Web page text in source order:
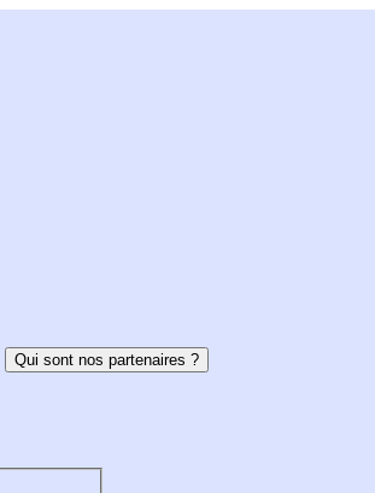
Qui sont nos partenaires ?